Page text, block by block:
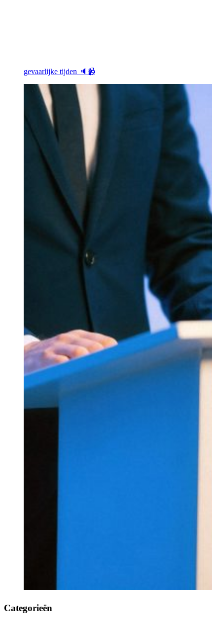
gevaarlijke tijden 🔈📹
Categorieën